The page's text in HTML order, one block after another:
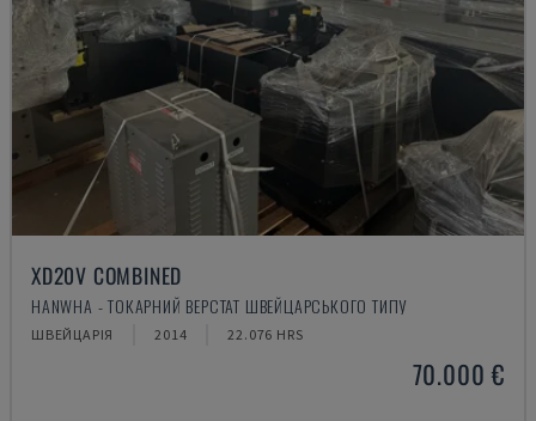
XD20V COMBINED
HANWHA - ТОКАРНИЙ ВЕРСТАТ ШВЕЙЦАРСЬКОГО ТИПУ
ШВЕЙЦАРІЯ 2014 22.076 HRS
70.000 €